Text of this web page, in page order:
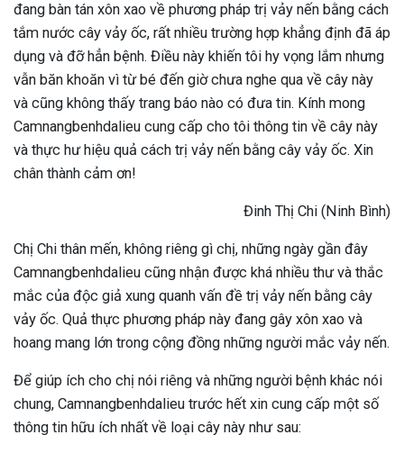
đang bàn tán xôn xao về phương pháp trị vảy nến bằng cách
tắm nước cây vảy ốc, rất nhiều trường hợp khẳng định đã áp
dụng và đỡ hẳn bệnh. Điều này khiến tôi hy vọng lắm nhưng
vẫn băn khoăn vì từ bé đến giờ chưa nghe qua về cây này
và cũng không thấy trang báo nào có đưa tin. Kính mong
Camnangbenhdalieu cung cấp cho tôi thông tin về cây này
và thực hư hiệu quả cách trị vảy nến bằng cây vảy ốc. Xin
chân thành cảm ơn!
Đinh Thị Chi (Ninh Bình)
Chị Chi thân mến, không riêng gì chị, những ngày gần đây
Camnangbenhdalieu cũng nhận được khá nhiều thư và thắc
mắc của độc giả xung quanh vấn đề trị vảy nến bằng cây
vảy ốc. Quả thực phương pháp này đang gây xôn xao và
hoang mang lớn trong cộng đồng những người mắc vảy nến.
Để giúp ích cho chị nói riêng và những người bệnh khác nói
chung, Camnangbenhdalieu trước hết xin cung cấp một số
thông tin hữu ích nhất về loại cây này như sau: